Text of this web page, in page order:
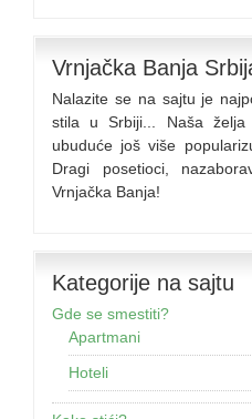
Vrnjačka Banja
Nalazite se na sajtu je
stila u Srbiji... Naša
ubuduće još više
Dragi posetioci,
Vrnjačka Banja!
Kategorije na sajtu
Gde se smestiti?
Apartmani
Hoteli